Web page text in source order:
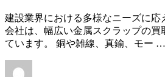
建設業界における多様なニーズに応
会社は、幅広い金属スクラップの買
ています。 銅や雑線、真鍮、モー …